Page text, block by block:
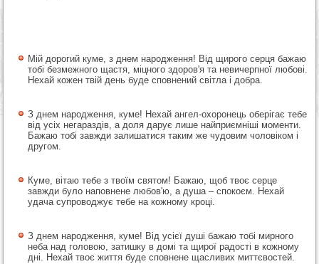
Мій дорогий куме, з днем народження! Від щирого серця бажаю
тобі безмежного щастя, міцного здоров'я та невичерпної любові.
Нехай кожен твій день буде сповнений світла і добра.
З днем народження, куме! Нехай ангел-охоронець оберігає тебе
від усіх негараздів, а доля дарує лише найприємніші моменти.
Бажаю тобі завжди залишатися таким же чудовим чоловіком і
другом.
Куме, вітаю тебе з твоїм святом! Бажаю, щоб твоє серце
завжди було наповнене любов'ю, а душа – спокоєм. Нехай
удача супроводжує тебе на кожному кроці.
З днем народження, куме! Від усієї душі бажаю тобі мирного
неба над головою, затишку в домі та щирої радості в кожному
дні. Нехай твоє життя буде сповнене щасливих миттєвостей.